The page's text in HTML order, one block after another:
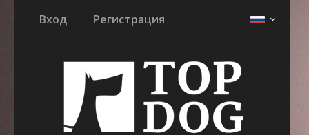
Вход Регистрация